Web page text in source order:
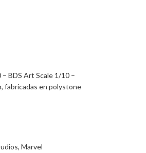
BDS Art Scale 1/10 –
fabricadas en polystone
, Marvel